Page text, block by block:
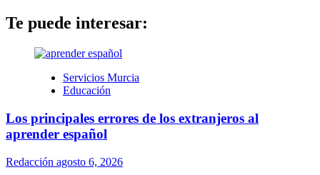
Te puede interesar:
Servicios Murcia
Educación
Los principales errores de los extranjeros al
aprender español
Redacción agosto 6, 2026